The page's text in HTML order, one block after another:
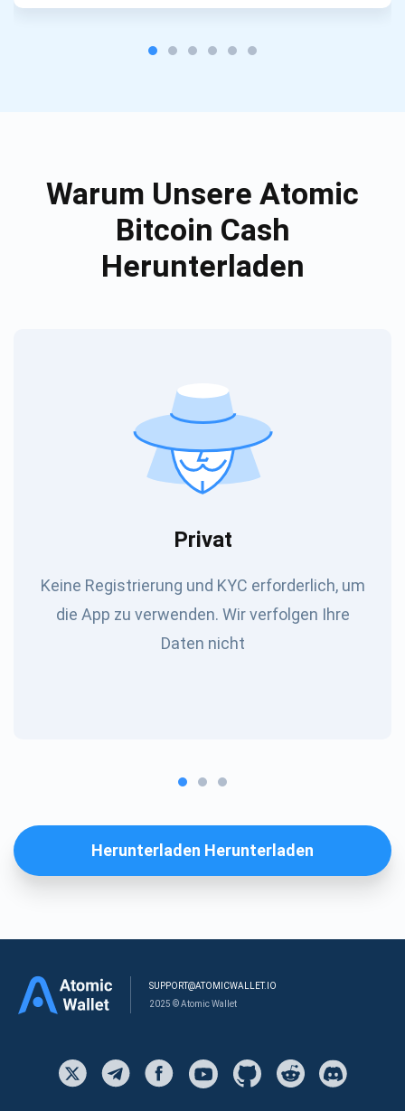
Warum Unsere Atomic
Bitcoin Cash
Herunterladen
Privat
Keine Registrierung und KYC erforderlich, um
die App zu verwenden. Wir verfolgen Ihre
Daten nicht
Herunterladen Herunterladen
SUPPORT@ATOMICWALLET.IO
2025 © Atomic Wallet